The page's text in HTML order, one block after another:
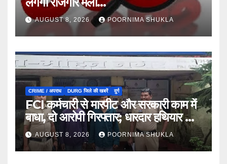
AUGUST 8, 2026 POORNIMA SHUKLA
CRIME / अपराध DURG जिले की खबरें दुर्ग
FCI कर्मचारी से मारपीट और सरकारी काम में
बाधा, दो आरोपी गिरफ्तार; धारदार हथियार भी
जब्त…
AUGUST 8, 2026 POORNIMA SHUKLA